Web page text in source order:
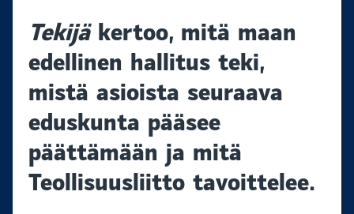
Tekijäkertoo, mitä maan
edellinen hallitus teki,
mistä asioista seuraava
eduskunta pääsee
päättämään ja mitä
Teollisuusliitto tavoittelee.